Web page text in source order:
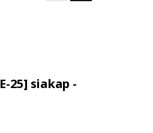
25] siakap -